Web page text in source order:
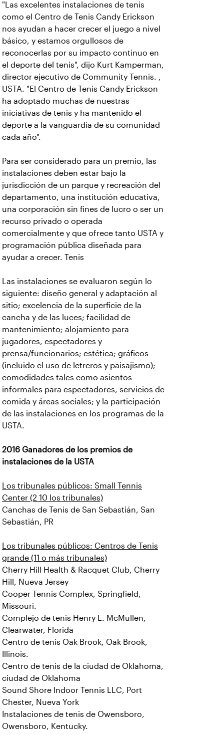
"Las excelentes instalaciones de tenis
como el Centro de Tenis Candy Erickson
nos ayudan a hacer crecer el juego a nivel
básico, y estamos orgullosos de
reconocerlas por su impacto continuo en
el deporte del tenis", dijo Kurt Kamperman,
director ejecutivo de Community Tennis. ,
USTA. "El Centro de Tenis Candy Erickson
ha adoptado muchas de nuestras
iniciativas de tenis y ha mantenido el
deporte a la vanguardia de su comunidad
cada año".
Para ser considerado para un premio, las
instalaciones deben estar bajo la
jurisdicción de un parque y recreación del
departamento, una institución educativa,
una corporación sin fines de lucro o ser un
recurso privado o operada
comercialmente y que ofrece tanto USTA y
programación pública diseñada para
ayudar a crecer. Tenis
Las instalaciones se evaluaron según lo
siguiente: diseño general y adaptación al
sitio; excelencia de la superficie de la
cancha y de las luces; facilidad de
mantenimiento; alojamiento para
jugadores, espectadores y
prensa/funcionarios; estética; gráficos
(incluido el uso de letreros y paisajismo);
comodidades tales como asientos
informales para espectadores, servicios de
comida y áreas sociales; y la participación
de las instalaciones en los programas de la
USTA.
2016 Ganadores de los premios de
instalaciones de la USTA
Los tribunales públicos: Small Tennis
Center (2 10 los tribunales)
Canchas de Tenis de San Sebastián, San
Sebastián, PR
Los tribunales públicos: Centros de Tenis
grande (11 o más tribunales)
Cherry Hill Health & Racquet Club, Cherry
Hill, Nueva Jersey
Cooper Tennis Complex, Springfield,
Missouri.
Complejo de tenis Henry L. McMullen,
Clearwater, Florida
Centro de tenis Oak Brook, Oak Brook,
Illinois.
Centro de tenis de la ciudad de Oklahoma,
ciudad de Oklahoma
Sound Shore Indoor Tennis LLC, Port
Chester, Nueva York
Instalaciones de tenis de Owensboro,
Owensboro, Kentucky.